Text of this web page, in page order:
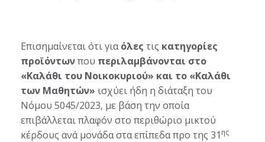
Επισημαίνεται ότι γιαόλες τις κατηγορίες
προϊόντωνπου περιλαμβάνονται στο
«Καλάθι του Νοικοκυριού» και το «Καλάθι
των Μαθητών» ισχύει ήδη η διάταξη του
Νόμου 5045/2023, με βάση την οποία
επιβάλλεται πλαφόν στο περιθώριο μικτού
κέρδους ανά μονάδα στα επίπεδα προ της 31 ης